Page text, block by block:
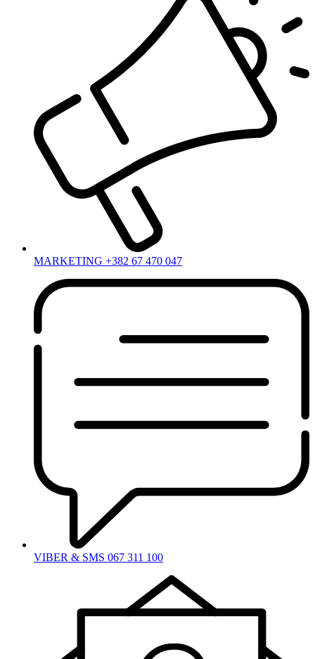
MARKETING +382 67 470 047
VIBER & SMS 067 311 100